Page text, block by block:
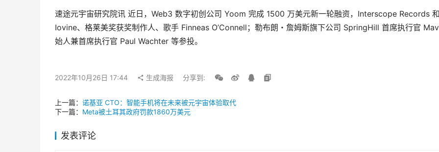
速途元宇宙研究院讯 近日，Web3 数字初创公司 Yoom 完成 1500 万美元新一轮融资，Interscope Records
Iovine、格莱美奖获奖制作人、歌手 Finneas O’Connell；勒布朗・詹姆斯旗下公司 SpringHill 首席执行官
始人兼首席执行官 Paul Wachter 等参投。
2022年10月26日 17:44 生成海报 分享到:
上一篇： 诺基亚 CTO：智能手机将在未来被元宇宙体验取代
下一篇： Meta被土耳其政府罚款1860万美元
发表评论